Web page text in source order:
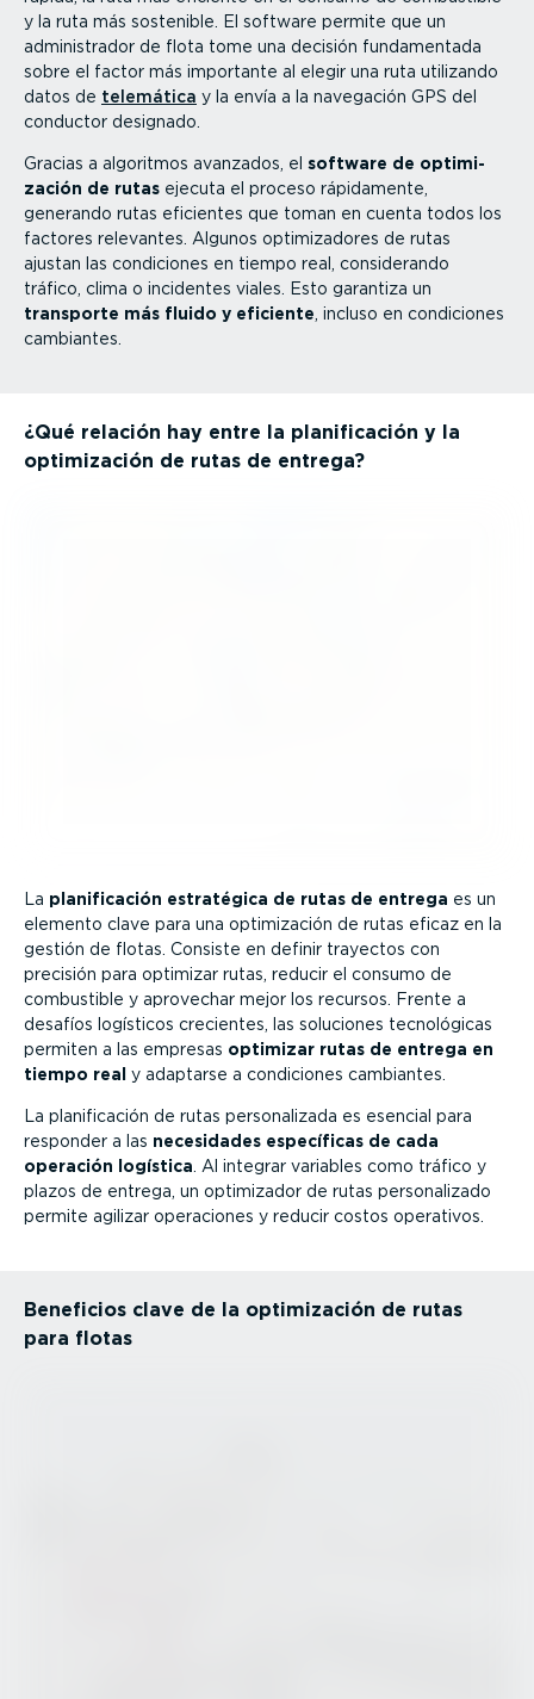
y la ruta más sostenible. El software permite que un
adminis­trador de flota tome una decisión funda­mentada
sobre el factor más importante al elegir una ruta utilizando
datos de telemática y la envía a la navegación GPS del
conductor designado.
Gracias a algoritmos avanzados, el software de optimi­
zación de rutas ejecuta el proceso rápidamente,
generando rutas eficientes que toman en cuenta todos los
factores relevantes. Algunos optimi­za­dores de rutas
ajustan las condiciones en tiempo real, consi­de­rando
tráfico, clima o incidentes viales. Esto garantiza un
transporte más fluido y eficiente , incluso en condiciones
cambiantes.
¿Qué relación hay entre la plani­fi­cación y la
optimi­zación de rutas de entrega?
La plani­fi­cación estratégica de rutas de entrega es un
elemento clave para una optimi­zación de rutas eficaz en la
gestión de flotas. Consiste en definir trayectos con
precisión para optimizar rutas, reducir el consumo de
combustible y aprovechar mejor los recursos. Frente a
desafíos logísticos crecientes, las soluciones tecno­ló­gicas
permiten a las empresas optimizar rutas de entrega en
tiempo real y adaptarse a condiciones cambiantes.
La plani­fi­cación de rutas perso­na­lizada es esencial para
responder a las necesidades específicas de cada
operación logística . Al integrar variables como tráfico y
plazos de entrega, un optimizador de rutas perso­na­lizado
permite agilizar operaciones y reducir costos operativos.
Beneficios clave de la optimi­zación de rutas
para flotas